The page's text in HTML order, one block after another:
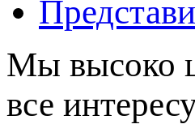
Мы высоко
все